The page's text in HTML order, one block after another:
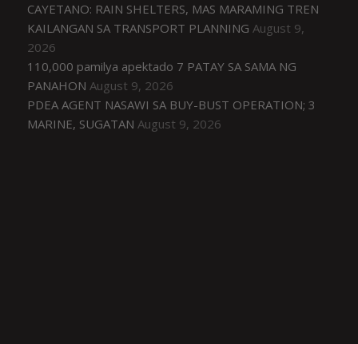
CAYETANO: RAIN SHELTERS, MAS MARAMING TREN
KAILANGAN SA TRANSPORT PLANNING August 9,
2026
110,000 pamilya apektado 7 PATAY SA SAMA NG
PANAHON August 9, 2026
PDEA AGENT NASAWI SA BUY-BUST OPERATION; 3
MARINE, SUGATAN August 9, 2026